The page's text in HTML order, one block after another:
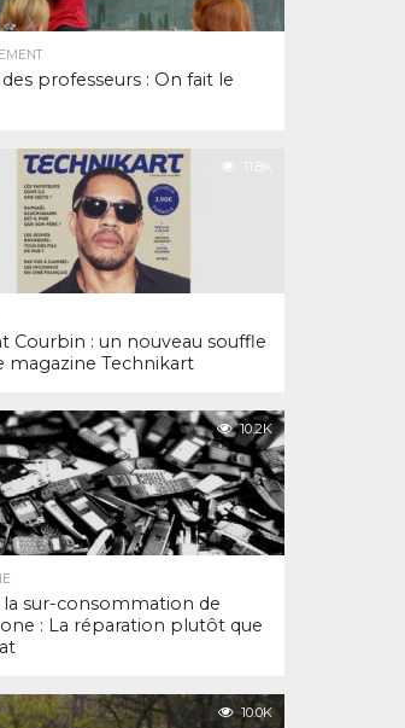
des professeurs : On fait le
11.8K
Courbin : un nouveau souffle
magazine Technikart
10.2K
sur-consommation de
: La réparation plutôt que
10.0K